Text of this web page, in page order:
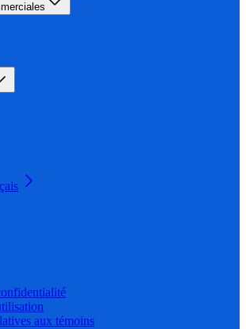
aux témoins